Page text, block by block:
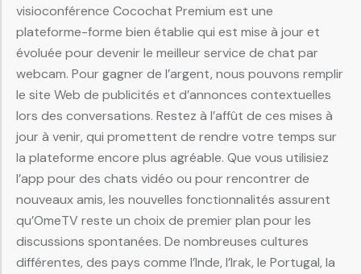
visioconférence Cocochat Premium est une
plateforme-forme bien établie qui est mise à jour et
évoluée pour devenir le meilleur service de chat par
webcam. Pour gagner de l’argent, nous pouvons remplir
le site Web de publicités et d’annonces contextuelles
lors des conversations. Restez à l’affût de ces mises à
jour à venir, qui promettent de rendre votre temps sur
la plateforme encore plus agréable. Que vous utilisiez
l’app pour des chats vidéo ou pour rencontrer de
nouveaux amis, les nouvelles fonctionnalités assurent
qu’OmeTV reste un choix de premier plan pour les
discussions spontanées. De nombreuses cultures
différentes, des pays comme l’Inde, l’Irak, le Portugal, la